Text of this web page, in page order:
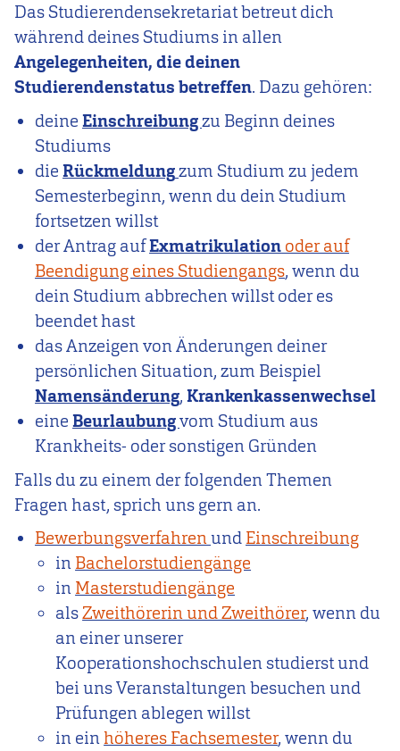
Das Studierendensekretariat betreut dich
während deines Studiums in allen
Angelegenheiten, die deinen
Studierendenstatus betreffen. Dazu gehören:
deineEinschreibungzu Beginn deines
Studiums
dieRückmeldungzum Studium zu jedem
Semesterbeginn, wenn du dein Studium
fortsetzen willst
der Antrag aufExmatrikulation oder auf
Beendigung eines Studiengangs, wenn du
dein Studium abbrechen willst oder es
beendet hast
das Anzeigen von Änderungen deiner
persönlichen Situation, zum Beispiel
Namensänderung,Krankenkassenwechsel
eineBeurlaubungvom Studium aus
Krankheits- oder sonstigen Gründen
Falls du zu einem der folgenden Themen
Fragen hast, sprich uns gern an.
Bewerbungsverfahrenund Einschreibung
in Bachelorstudiengänge
in Masterstudiengänge
alsZweithörerin und Zweithörer, wenn du
an einer unserer
Kooperationshochschulen studierst und
bei uns Veranstaltungen besuchen und
Prüfungen ablegen willst
in einhöheres Fachsemester, wenn du